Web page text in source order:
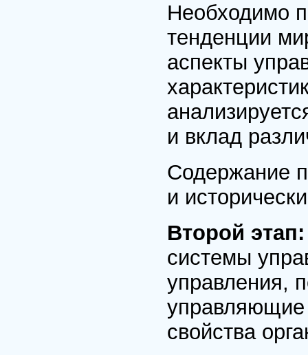
Необходимо
тенденции
аспекты
и вклад
Содержание
и
Второй
системы
управления,
управляющие
свойства